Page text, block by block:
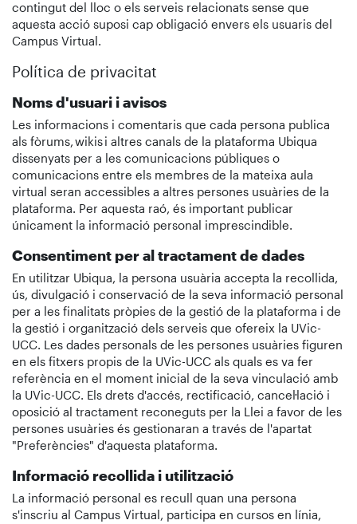
contingut del lloc o els serveis relacionats sense que
aquesta acció suposi cap obligació envers els usuaris del
Campus Virtual.
Política de privacitat
Noms d'usuari i avisos
Les informacions i comentaris que cada persona publica
als fòrums, wikis i altres canals de la plataforma Ubiqua
dissenyats per a les comunicacions públiques o
comunicacions entre els membres de la mateixa aula
virtual seran accessibles a altres persones usuàries de la
plataforma. Per aquesta raó, és important publicar
únicament la informació personal imprescindible.
Consentiment per al tractament de dades
En utilitzar Ubiqua, la persona usuària accepta la recollida,
ús, divulgació i conservació de la seva informació personal
per a les finalitats pròpies de la gestió de la plataforma i de
la gestió i organització dels serveis que ofereix la UVic-
UCC. Les dades personals de les persones usuàries figuren
en els fitxers propis de la UVic-UCC als quals es va fer
referència en el moment inicial de la seva vinculació amb
la UVic-UCC. Els drets d'accés, rectificació, cancel·lació i
oposició al tractament reconeguts per la Llei a favor de les
persones usuàries és gestionaran a través de l'apartat
"Preferències" d'aquesta plataforma.
Informació recollida i utilització
La informació personal es recull quan una persona
s'inscriu al Campus Virtual, participa en cursos en línia,